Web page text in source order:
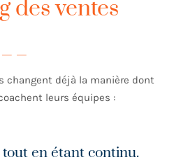
des ventes
changent déjà la manière dont
leurs équipes :
en étant continu.